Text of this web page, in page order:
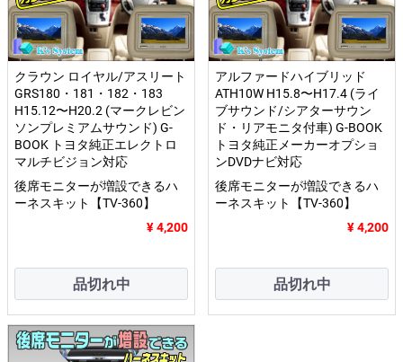
クラウン ロイヤル/アスリート
GRS180・181・182・183
H15.12〜H20.2 (マークレビン
ソンプレミアムサウンド) G-
BOOK トヨタ純正エレクトロ
マルチビジョン対応
後席モニターが増設できるハ
ーネスキット【TV-360】
¥ 4,200
品切れ中
アルファードハイブリッド
ATH10W H15.8〜H17.4 (ライ
ブサウンド/シアターサウン
ド・リアモニタ付車) G-BOOK
トヨタ純正メーカーオプショ
ンDVDナビ対応
後席モニターが増設できるハ
ーネスキット【TV-360】
¥ 4,200
品切れ中